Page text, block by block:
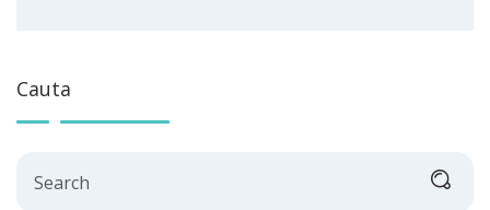
Cauta